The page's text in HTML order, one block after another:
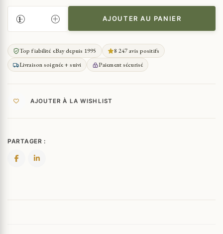
QUANTITÉ
MALRAUX
(ANDRÉ)
L'HOMME
LA
SP
AJOUTER AU PANIER
Top fiabilité eBay depuis 1995
8 247 avis positifs
Livraison soignée + suivi
Paiement sécurisé
AJOUTER À LA WISHLIST
PARTAGER :